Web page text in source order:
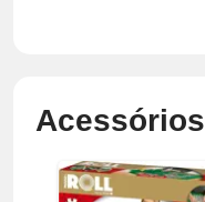
Acessórios